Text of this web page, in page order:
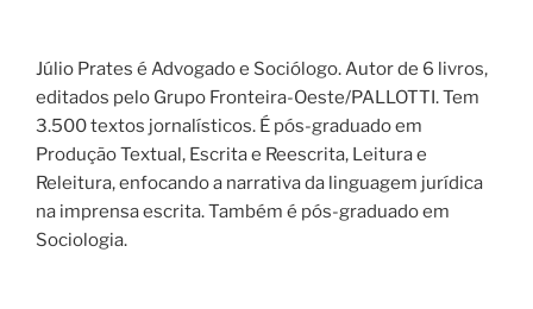
Júlio Prates é Advogado e Sociólogo. Autor de 6 livros,
editados pelo Grupo Fronteira-Oeste/PALLOTTI. Tem
3.500 textos jornalísticos. É pós-graduado em
Produção Textual, Escrita e Reescrita, Leitura e
Releitura, enfocando a narrativa da linguagem jurídica
na imprensa escrita. Também é pós-graduado em
Sociologia.